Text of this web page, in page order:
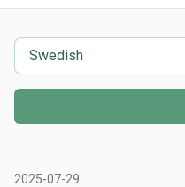
2025-07-29